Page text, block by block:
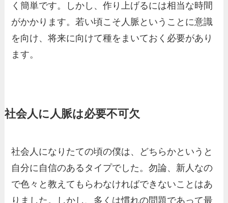
く簡単です。しかし、作り上げるには相当な時間
がかかります。若い頃こそ人脈ということに意識
を向け、将来に向けて種をまいておく必要があり
ます。
社会人に人脈は必要不可欠
社会人になりたての頃の僕は、どちらかというと
自分に自信のあるタイプでした。勿論、新人なの
で色々と教えてもらわなければできないことはあ
りました。しかし、多くは慣れの問題であって最